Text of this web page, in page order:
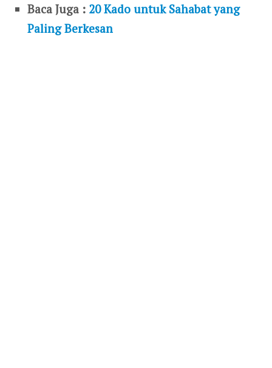
Baca Juga : 20 Kado untuk Sahabat yang
Paling Berkesan